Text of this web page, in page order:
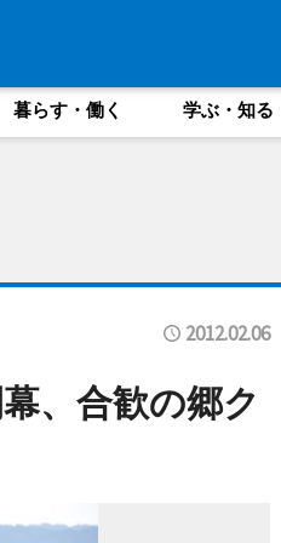
暮らす・働く 学ぶ・知る
2012.02.06
、合歓の郷ク